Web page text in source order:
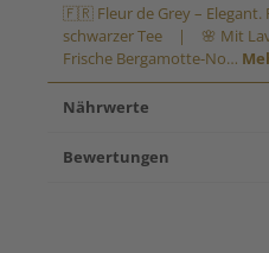
🇫🇷 Fleur de Grey – Elegant.
schwarzer Tee | 🌸 Mit
Frische Bergamotte-No…
Nährwerte
Bewertungen